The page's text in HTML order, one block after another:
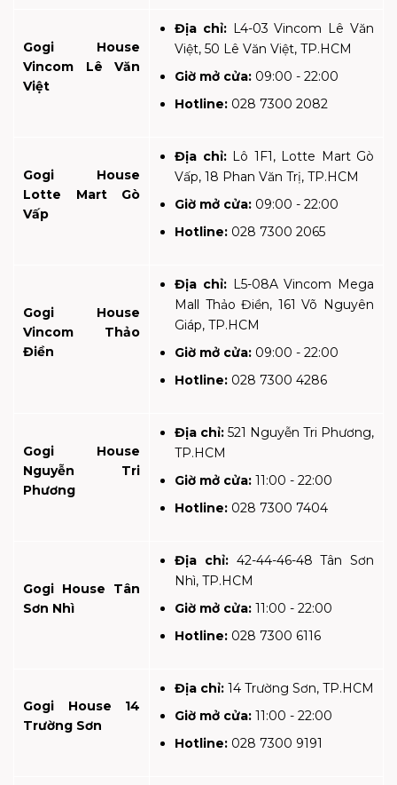
Gogi House
Vincom Lê Văn
Việt
Địa chỉ:L4-03 Vincom Lê Văn
Việt, 50 Lê Văn Việt, TP.HCM
Giờ mở cửa: 09:00 - 22:00
Hotline: 028 7300 2082
Gogi House
Lotte Mart Gò
Vấp
Địa chỉ:Lô 1F1, Lotte Mart Gò
Vấp, 18 Phan Văn Trị, TP.HCM
Giờ mở cửa: 09:00 - 22:00
Hotline: 028 7300 2065
Gogi House
Vincom Thảo
Điền
Địa chỉ:L5-08A Vincom Mega
Mall Thảo Điền, 161 Võ Nguyên
Giáp, TP.HCM
Giờ mở cửa: 09:00 - 22:00
Hotline: 028 7300 4286
Gogi House
Nguyễn Tri
Phương
Địa chỉ: 521 Nguyễn Tri Phương,
TP.HCM
Giờ mở cửa: 11:00 - 22:00
Hotline: 028 7300 7404
Gogi House Tân
Sơn Nhì
Địa chỉ:42-44-46-48 Tân Sơn
Nhì, TP.HCM
Giờ mở cửa: 11:00 - 22:00
Hotline: 028 7300 6116
Gogi House 14
Trường Sơn
Địa chỉ: 14 Trường Sơn, TP.HCM
Giờ mở cửa: 11:00 - 22:00
Hotline: 028 7300 9191